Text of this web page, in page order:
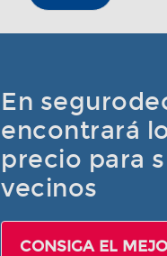
En
encontrará
precio para
vecinos
CONSIGA EL